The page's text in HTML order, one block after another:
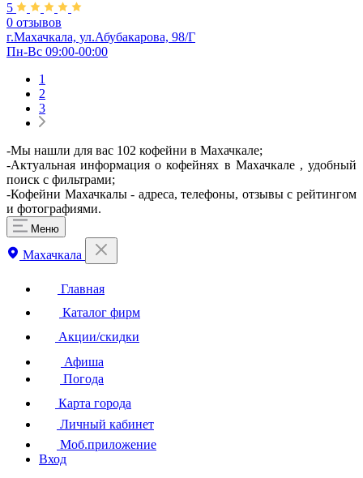
5
0 отзывов
г.Махачкала, ул.Абубакарова, 98/Г
Пн-Вс 09:00-00:00
1
2
3
-Мы нашли для вас 102 кофейни в Махачкале;
-Актуальная информация о кофейнях в Махачкале , удобный
поиск с фильтрами;
-Кофейни Махачкалы - адреса, телефоны, отзывы с рейтингом
и фотографиями.
Меню
Махачкала
Главная
Каталог фирм
Акции/скидки
Афиша
Погода
Карта города
Личный кабинет
Моб.приложение
Вход